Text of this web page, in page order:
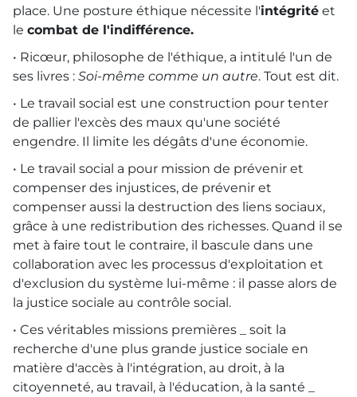
place. Une posture éthique nécessite l'intégrité et
le combat de l'indifférence.
• Ricœur, philosophe de l'éthique, a intitulé l'un de
ses livres : Soi-même comme un autre. Tout est dit.
• Le travail social est une construction pour tenter
de pallier l'excès des maux qu'une société
engendre. Il limite les dégâts d'une économie.
• Le travail social a pour mission de prévenir et
compenser des injustices, de prévenir et
compenser aussi la destruction des liens sociaux,
grâce à une redistribution des richesses. Quand il se
met à faire tout le contraire, il bascule dans une
collaboration avec les processus d'exploitation et
d'exclusion du système lui-même : il passe alors de
la justice sociale au contrôle social.
• Ces véritables missions premières _ soit la
recherche d'une plus grande justice sociale en
matière d'accès à l'intégration, au droit, à la
citoyenneté, au travail, à l'éducation, à la santé _